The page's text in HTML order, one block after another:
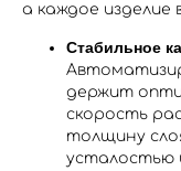
а каждое изделие
Стабильное
держит
скорость
толщину
усталостью